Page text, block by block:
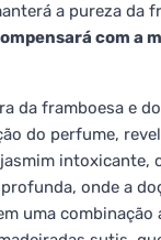
a pureza da
com a
da framboesa e
do perfume,
intoxicante,
onde a
uma combinação